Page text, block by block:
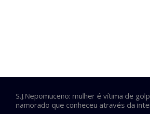
S.J.Nepomuceno: mulher é vítima de
namorado que conheceu através da